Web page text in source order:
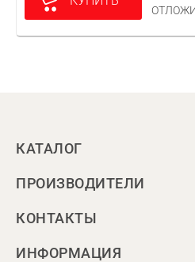
КАТАЛОГ
ПРОИЗВОДИТЕЛИ
КОНТАКТЫ
ИНФОРМАЦИЯ